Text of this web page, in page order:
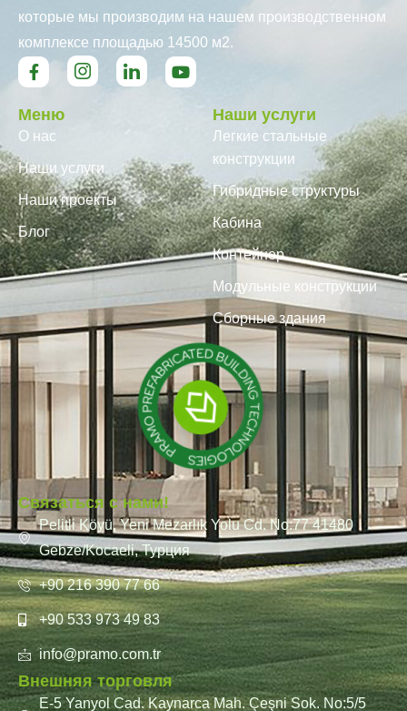
которые мы производим на нашем производственном
комплексе площадью 14500 м2.
Меню
О нас
Наши услуги
Наши проекты
Блог
Наши услуги
Легкие стальные
конструкции
Гибридные структуры
Кабина
Контейнер
Модульные конструкции
Сборные здания
Связаться с нами!
Pelitli Köyü, Yeni Mezarlık Yolu Cd. No:77 41480
Gebze/Kocaeli, Турция
+90 216 390 77 66
+90 533 973 49 83
info@pramo.com.tr
Внешняя торговля
E-5 Yanyol Cad. Kaynarca Mah. Çeşni Sok. No:5/5